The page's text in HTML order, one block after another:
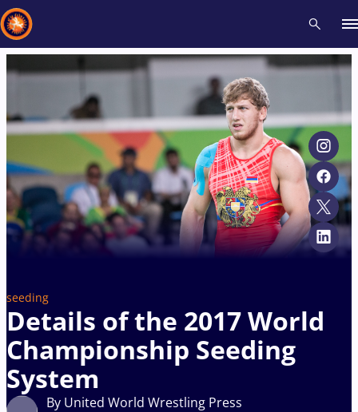
seeding
Details of the 2017 World
Championship Seeding
System
By United World Wrestling Press
Recent results Videos News
Type here to search